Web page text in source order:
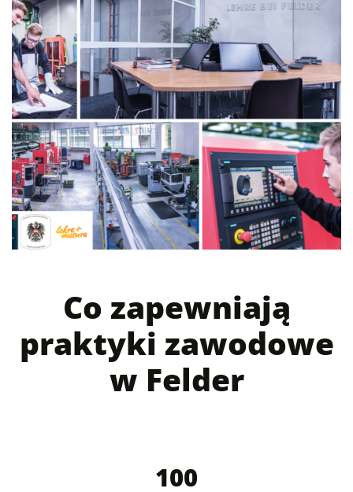
Co zapewniają
praktyki zawodowe
w Felder
100